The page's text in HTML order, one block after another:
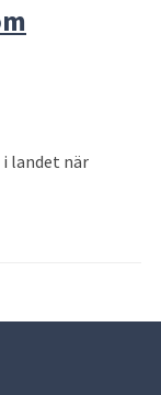
landet när